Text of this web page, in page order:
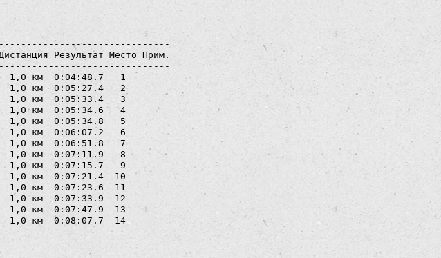
Результат Место Прим.
1,0 км  0:04:48.7   1
1,0 км  0:05:27.4   2
1,0 км  0:05:33.4   3
1,0 км  0:05:34.6   4
1,0 км  0:05:34.8   5
1,0 км  0:06:07.2   6
1,0 км  0:06:51.8   7
1,0 км  0:07:11.9   8
1,0 км  0:07:15.7   9
1,0 км  0:07:21.4  10
1,0 км  0:07:23.6  11
1,0 км  0:07:33.9  12
1,0 км  0:07:47.9  13
1,0 км  0:08:07.7  14